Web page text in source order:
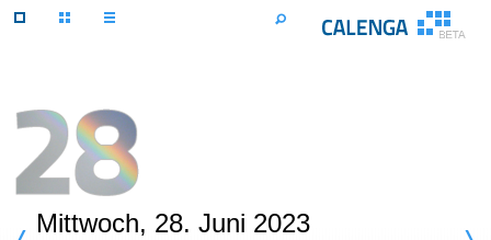
Mittwoch, 28. Juni 2023